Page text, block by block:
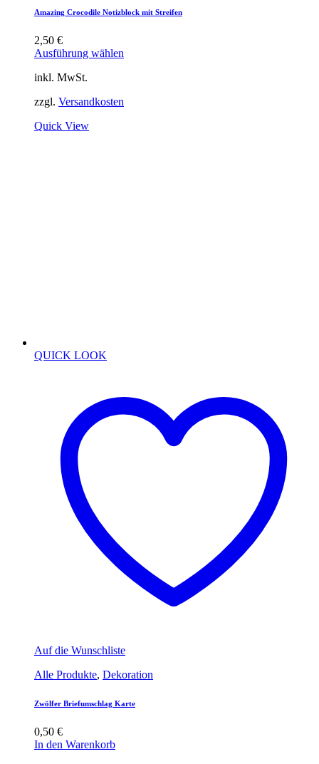
Amazing Crocodile Notizblock mit Streifen
2,50 €
Ausführung wählen
inkl. MwSt.
zzgl. Versandkosten
Quick View
QUICK LOOK
Auf die Wunschliste
Alle Produkte, Dekoration
Zwölfer Briefumschlag Karte
0,50 €
In den Warenkorb